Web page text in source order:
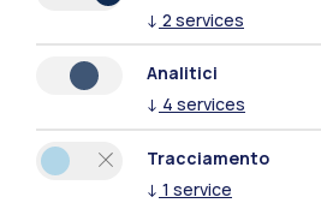
Naviga il sito
Contattaci
↓ 2 services
Analitici
↓ 4 services
Tracciamento
↓ 1 service